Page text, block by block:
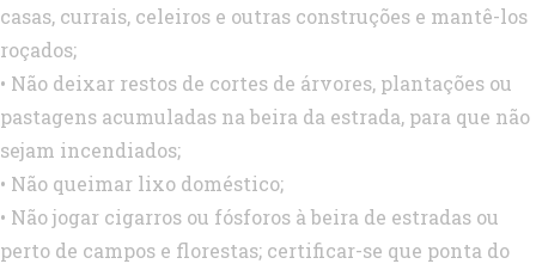
casas, currais, celeiros e outras construções e mantê-los
roçados;
• Não deixar restos de cortes de árvores, plantações ou
pastagens acumuladas na beira da estrada, para que não
sejam incendiados;
• Não queimar lixo doméstico;
• Não jogar cigarros ou fósforos à beira de estradas ou
perto de campos e florestas; certificar-se que ponta do